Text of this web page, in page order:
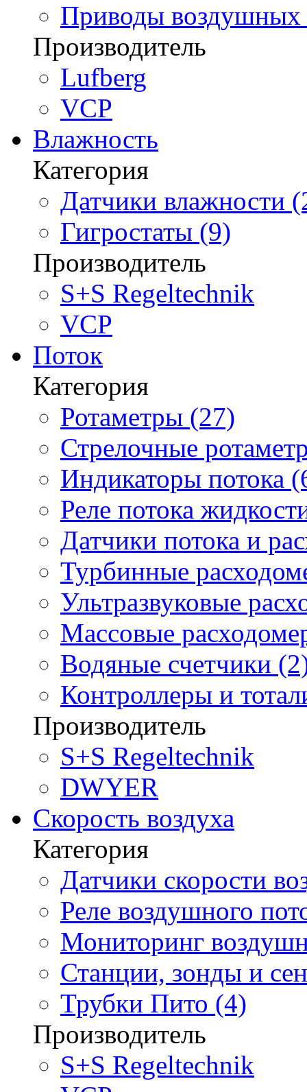
Приводы воздушных
Производитель
Lufberg
VCP
Влажность
Категория
Датчики влажности
Гигростаты (9)
Производитель
S+S Regeltechnik
VCP
Поток
Категория
Ротаметры (27)
Стрелочные
Индикаторы потока
Реле потока
Датчики потока и
Турбинные
Ультразвуковые
Массовые
Водяные счетчики
Контроллеры и
Производитель
S+S Regeltechnik
DWYER
Скорость воздуха
Категория
Датчики скорости
Реле воздушного
Мониторинг
Станции, зонды и
Трубки Пито (4)
Производитель
S+S Regeltechnik